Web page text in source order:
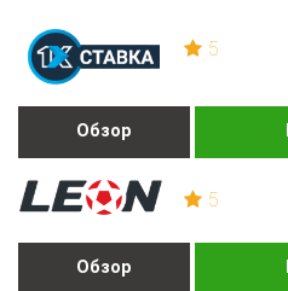
5
Обзор
5
Обзор